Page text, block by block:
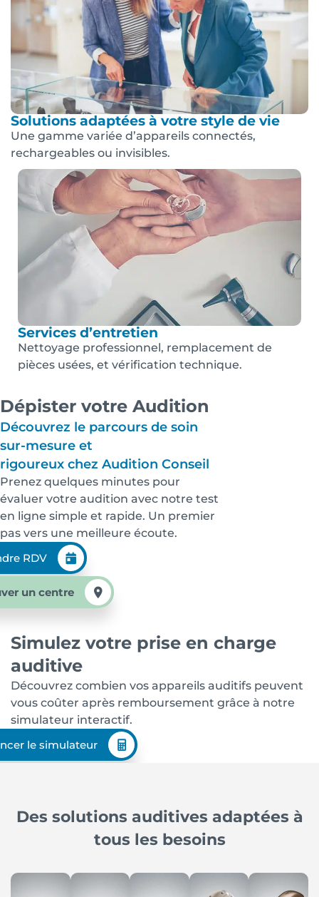
Solutions adaptées à votre style de vie
Une gamme variée d’appareils connectés,
rechargeables ou invisibles.
Services d’entretien
Nettoyage professionnel, remplacement de
pièces usées, et vérification technique.
Dépister votre Audition
Découvrez le parcours de soin
sur-mesure et
rigoureux chez Audition Conseil
Prenez quelques minutes pour
évaluer votre audition avec notre test
en ligne simple et rapide. Un premier
pas vers une meilleure écoute.
RDV
un centre
Simulez votre prise en charge
auditive
Découvrez combien vos appareils auditifs peuvent
vous coûter après remboursement grâce à notre
simulateur interactif.
le simulateur
Des solutions auditives adaptées à
tous les besoins